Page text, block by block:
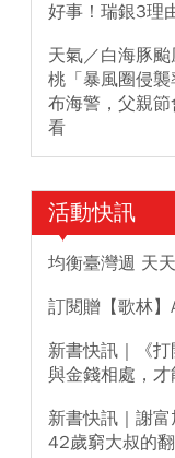
好事！瑞銀3理
天氣／白海豚
桃「暴風圈侵
布海警，父親
看
活動快訊
均衡臺灣週 天
訂閱贈【歌林
新書快訊｜《
與金錢相處，
新書快訊｜謝富
42歲窮大叔的